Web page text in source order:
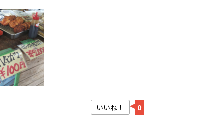
いいね！ 0